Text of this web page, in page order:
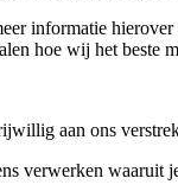
informatie
hoe wij het beste
aan ons
verwerken waaruit